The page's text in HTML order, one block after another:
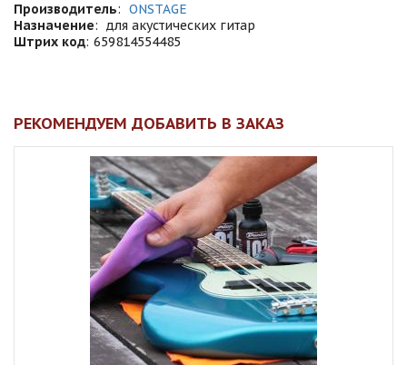
Производитель: ONSTAGE
Назначение: для акустических гитар
Штрих код: 659814554485
РЕКОМЕНДУЕМ ДОБАВИТЬ В ЗАКАЗ